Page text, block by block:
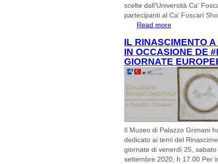
scelte dall'Università Ca'
partecipanti alCa’ Foscari
Read more
IL RINASCIMENTO
IN OCCASIONE DE
GIORNATE
Il Museo di Palazzo Grimani
dedicato ai temi del
giornate di venerdì 25,
settembre 2020, h 17.00 Per